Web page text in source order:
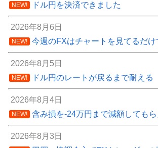
NEW! ドル円を決済できました
2026年8月6日
NEW! 今週のFXはチャートを見てるだけ
2026年8月5日
NEW! ドル円のレートが戻るまで耐える
2026年8月4日
NEW! 含み損を-24万円まで減額しても
2026年8月3日